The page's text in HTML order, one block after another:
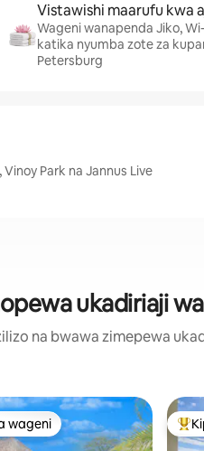
Vistawishi maarufu kwa
Wageni wanapenda Jiko,
katika nyumba zote za
Petersburg
Park na Jannus Live
ukadiriaji
na bwawa zimepewa
cha wageni
wageni